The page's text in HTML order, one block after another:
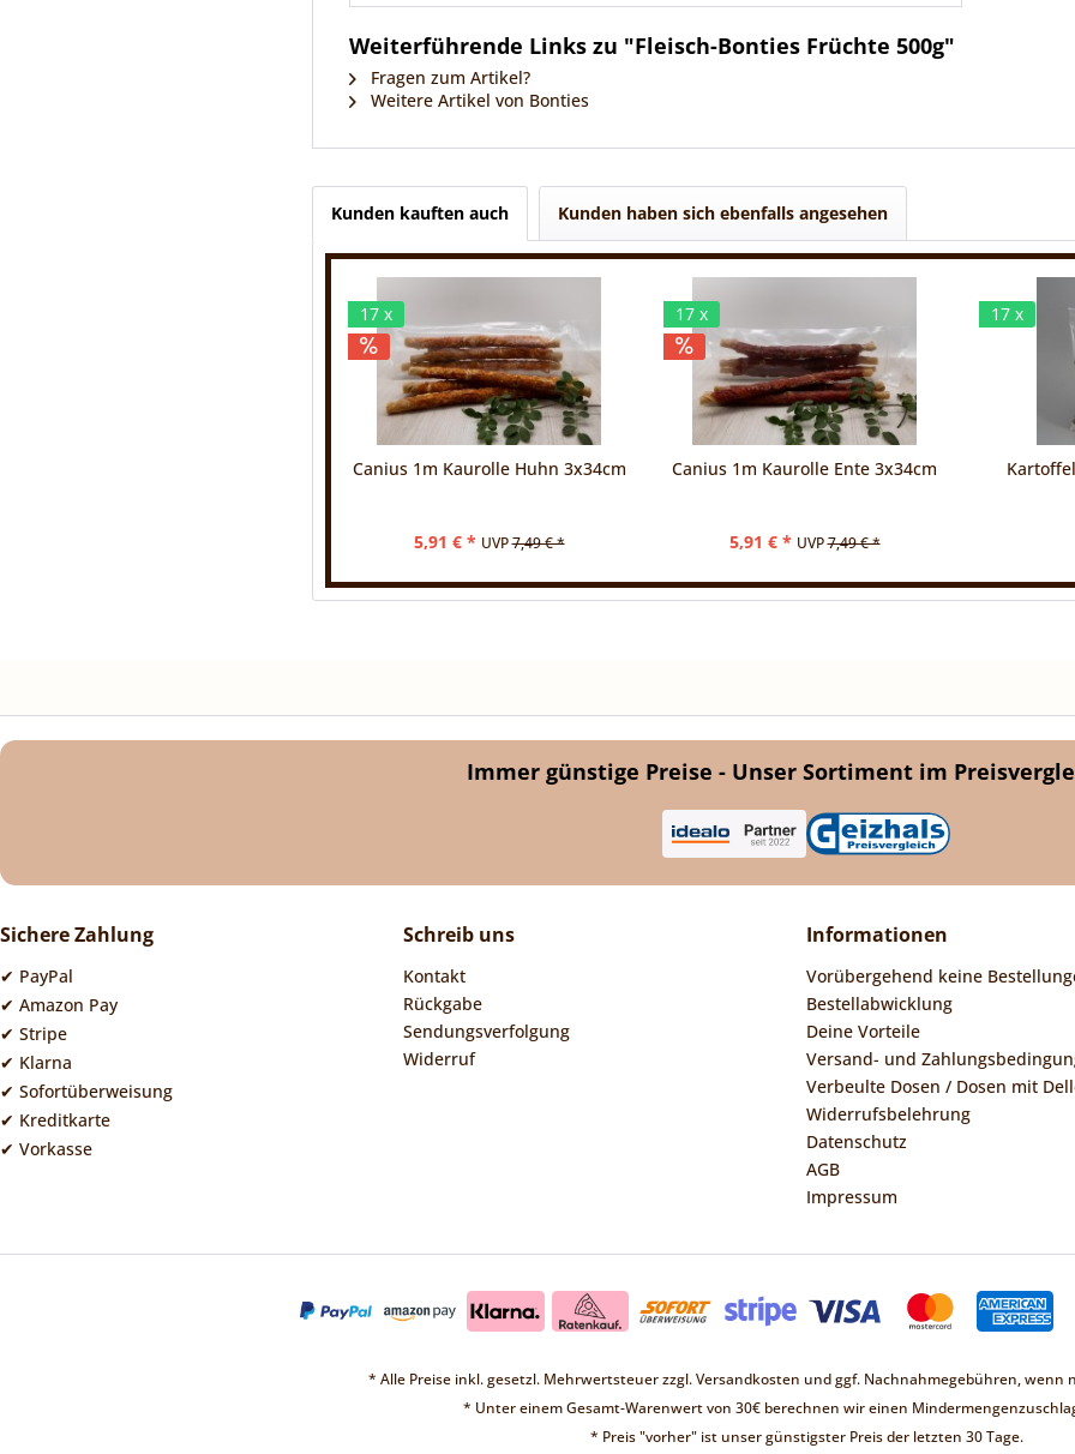
Weiterführende Links zu "Fleisch-Bonties Früchte 500g"
Fragen zum Artikel?
Weitere Artikel von Bonties
Kunden kauften auch Kunden haben sich ebenfalls angesehen
17 x
Canius 1m Kaurolle Huhn 3x34cm
5,91 € * UVP7,49 € *
17 x
Canius 1m Kaurolle Ente 3x34cm
5,91 € * UVP7,49 € *
17 x
Immer günstige Preise - Unser Sortiment im
Sichere Zahlung
✔ PayPal
✔ Amazon Pay
✔ Stripe
✔ Klarna
✔ Sofortüberweisung
✔ Kreditkarte
✔ Vorkasse
Schreib uns
Kontakt
Rückgabe
Sendungsverfolgung
Widerruf
Informationen
Vorübergehend keine
Bestellabwicklung
Deine Vorteile
Versand- und
Verbeulte Dosen / Dosen mit
Widerrufsbelehrung
Datenschutz
AGB
Impressum
* Alle Preise inkl. gesetzl. Mehrwertsteuer zzgl.Versandkosten und ggf. Nachnahmegebühren, wenn
* Unter einem Gesamt-Warenwert von 30€ berechnen wir einen
* Preis "vorher" ist unser günstigster Preis der letzten 30 Tage.